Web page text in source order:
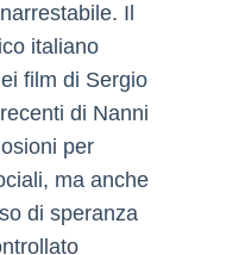
Il
italiano
film di Sergio
di Nanni
per
ma anche
di speranza